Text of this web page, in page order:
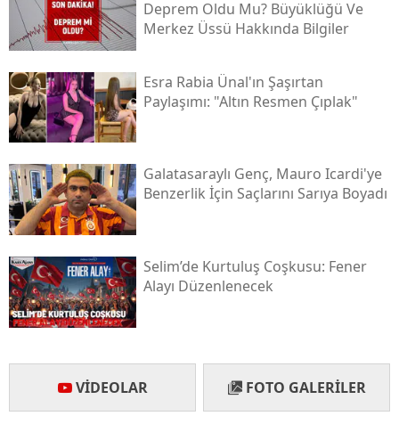
Karaman
Batman
Bartın
Osmaniye
Deprem Oldu Mu? Büyüklüğü Ve
Merkez Üssü Hakkında Bilgiler
Esra Rabia Ünal'ın Şaşırtan
Paylaşımı: "altın Resmen Çıplak"
Galatasaraylı Genç, Mauro Icardi'ye
Benzerlik İçin Saçlarını Sarıya Boyadı
Selim’de Kurtuluş Coşkusu: Fener
Alayı Düzenlenecek
VIDEOLAR FOTO GALERILER